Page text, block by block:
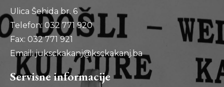
Ulica Šehida br. 6
Telefon: 032 771 920
Fax: 032 771 921
Email: juksckakanj@ksckakanj.ba
Servisne informacije